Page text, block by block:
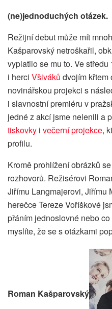
(ne)jednoduchých otázek.
Režijní debut může mít
Kašparovský netroškařil,
vyplatilo se mu to. Ve
i herci Všiváků dvojím křtem
novinářskou projekci s
i slavnostní premiéru v
jedné z akcí jsme nelenili a
tiskovky i večerní projekce,
profilu.
Kromě prohlížení obrázků
rozhovorů. Režisérovi
Jiřímu Langmajerovi, Jiřímu
herečce Tereze Voříškové
přáním jednoslovné nebo
myslíte, že se s otázkami
Roman Kašparovský